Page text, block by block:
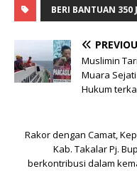
BERI BANTUAN 350
Muslimin
Muara
Hukum
Rakor dengan Camat,
Kab. Takalar Pj.
berkontribusi dalam